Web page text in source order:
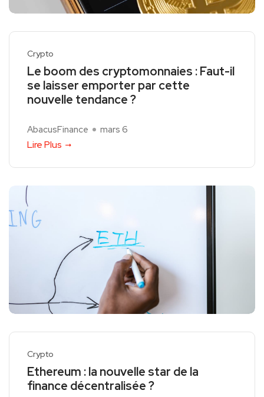
Crypto
Le boom des cryptomonnaies : Faut-il
se laisser emporter par cette
nouvelle tendance ?
AbacusFinance mars 6
Lire Plus
Crypto
Ethereum : la nouvelle star de la
finance décentralisée ?